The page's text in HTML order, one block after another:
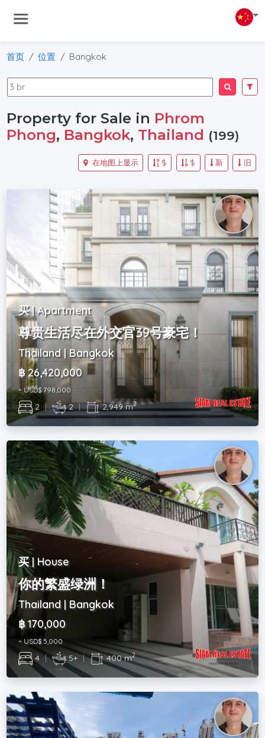
首页 位置 Bangkok
Property for Sale in Phrom
Phong, Bangkok, Thailand (199)
旧
新
$
$
在地图上显示
买 | Apartment
尊贵生活尽在外交官39号豪宅！
Thailand | Bangkok
฿ 26,420,000
~ USD$ 798,000
2 | 2 | 2,949 m2
买 | House
你的繁盛绿洲！
Thailand | Bangkok
฿ 170,000
~ USD$ 5,000
4 | 5+ | 400 m2